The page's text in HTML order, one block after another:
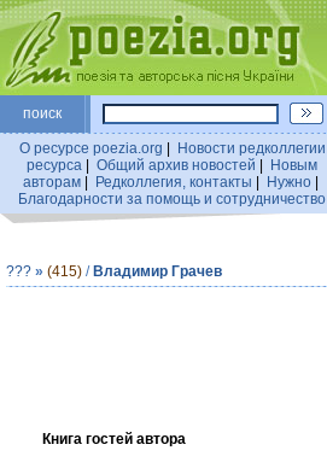
поиск
О ресурсе poezia.org
Новости редколлегии
ресурса
Общий архив новостей
Новым
авторам| Редколлегия, контакты Нужно|
Благодарности за помощь и сотрудничество
??? » (415) / Владимир Грачев
Книга гостей автора